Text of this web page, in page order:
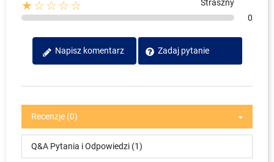
★☆☆☆☆
Straszny
0
Napisz komentarz Zadaj pytanie
Recenzje (0)
Q&A Pytania i Odpowiedzi (1)